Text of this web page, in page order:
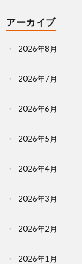
アーカイブ
2026年8月
2026年7月
2026年6月
2026年5月
2026年4月
2026年3月
2026年2月
2026年1月